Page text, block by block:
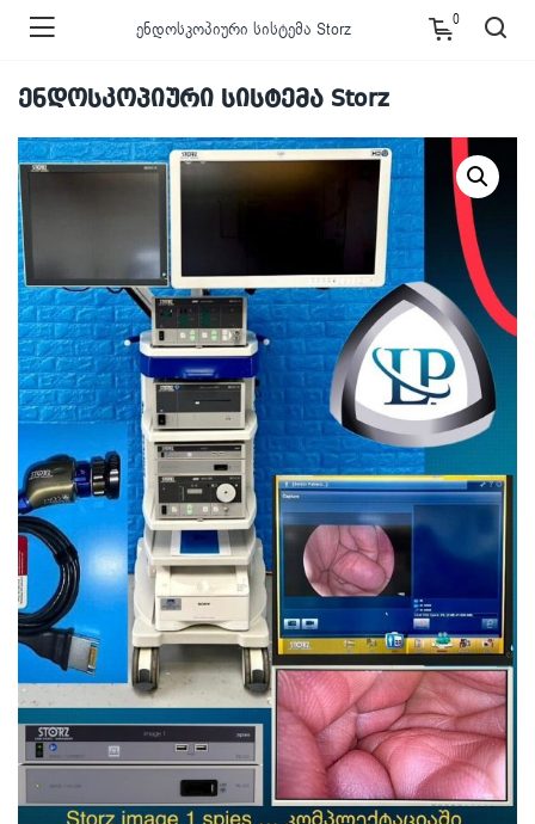
ენდოსკოპიური სისტემა Storz 0
ენდოსკოპიური სისტემა Storz